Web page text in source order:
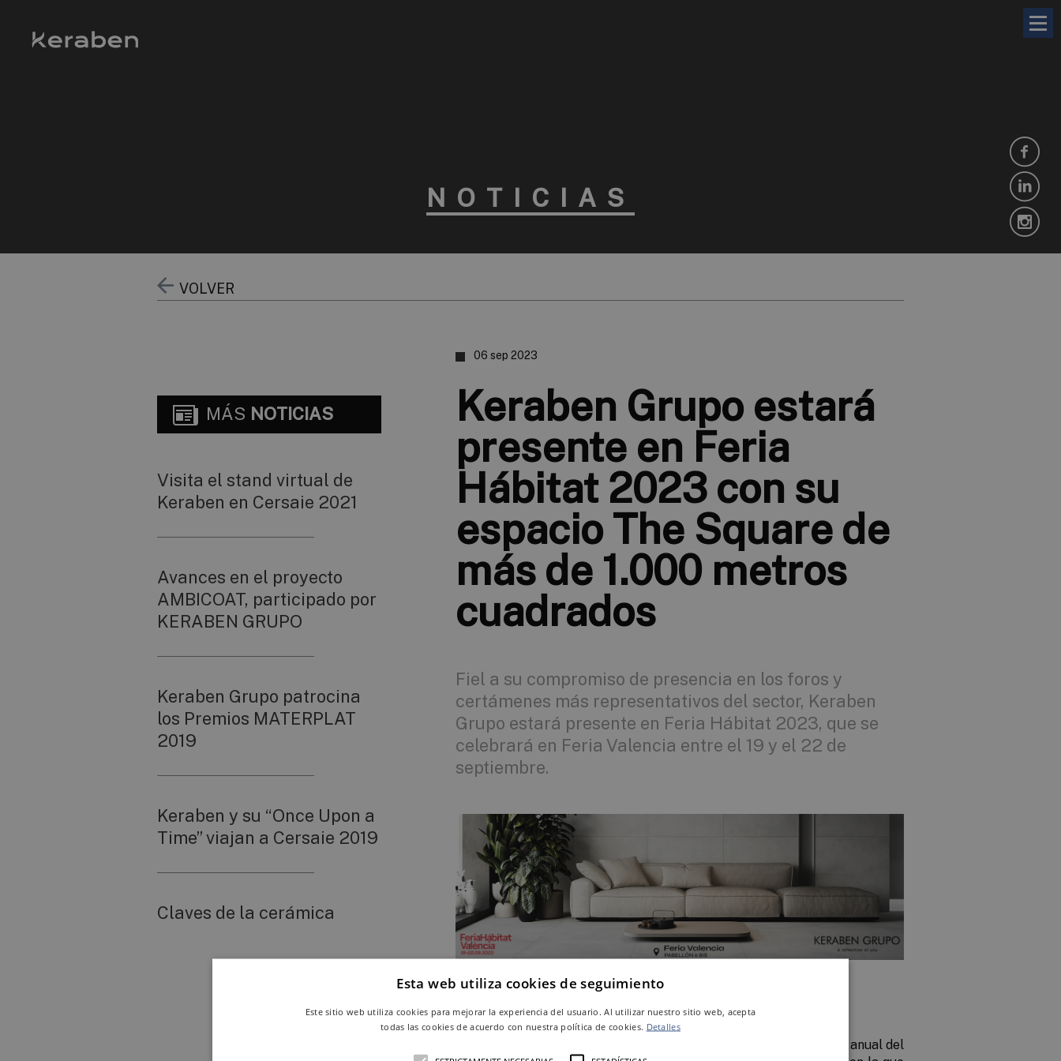
NOTICIAS
VOLVER
06 sep 2023
Keraben Grupo estará
presente en Feria
Hábitat 2023 con su
espacio The Square de
más de 1.000 metros
cuadrados
Fiel a su compromiso de presencia en los foros y
certámenes más representativos del sector, Keraben
Grupo estará presente en Feria Hábitat 2023, que se
celebrará en Feria Valencia entre el 19 y el 22 de
septiembre.
Feria Hábitat, referente del diseño de calidad
Desde su reactivación en 2017, Feria Hábitat ha crecido a un ritmo anual del
MÁS NOTICIAS
Visita el stand virtual de
Keraben en Cersaie 2021
Avances en el proyecto
AMBICOAT, participado por
KERABEN GRUPO
Keraben Grupo patrocina
los Premios MATERPLAT
2019
Keraben y su “Once Upon a
Time” viajan a Cersaie 2019
Claves de la cerámica
Esta web utiliza cookies de seguimiento
Este sitio web utiliza cookies para mejorar la experiencia del usuario. Al utilizar nuestro sitio web, acepta
todas las cookies de acuerdo con nuestra política de cookies. Detalles